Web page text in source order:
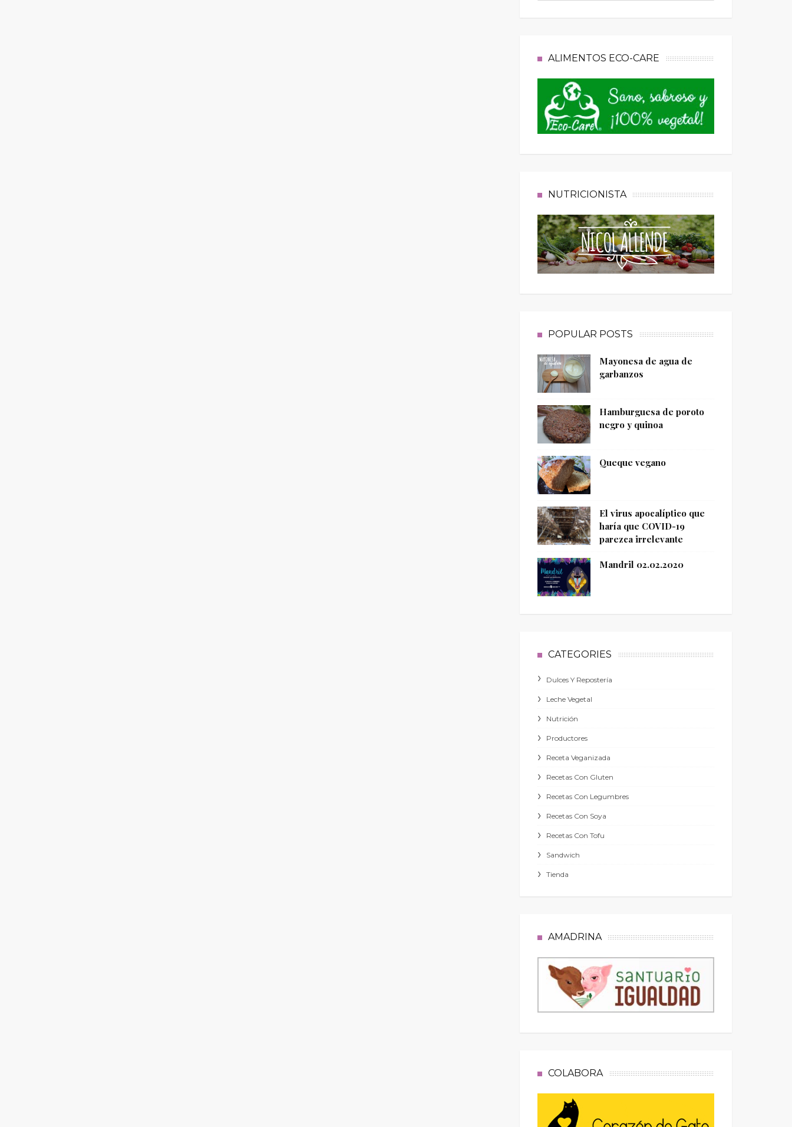
ALIMENTOS ECO-CARE
NUTRICIONISTA
POPULAR POSTS
Mayonesa de agua de
garbanzos
Hamburguesa de poroto
negro y quinoa
Queque vegano
El virus apocalíptico que
haría que COVID-19
parezca irrelevante
Mandril 02.02.2020
CATEGORIES
Dulces Y Repostería
Leche Vegetal
Nutrición
Productores
Receta Veganizada
Recetas Con Gluten
Recetas Con Legumbres
Recetas Con Soya
Recetas Con Tofu
Sandwich
Tienda
AMADRINA
COLABORA